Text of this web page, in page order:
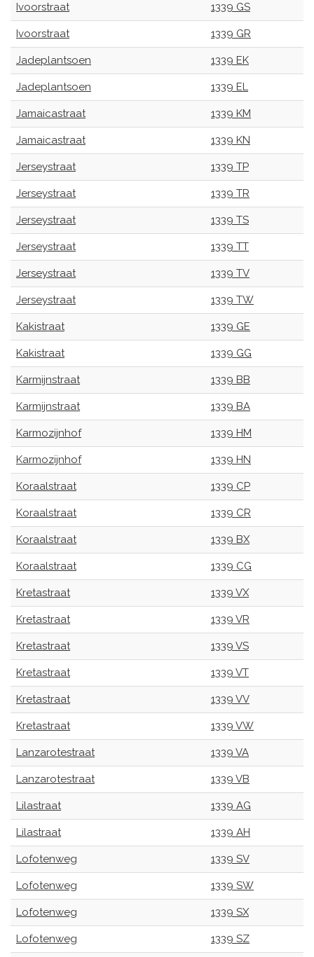
Ivoorstraat 1339 GS
Ivoorstraat 1339 GR
Jadeplantsoen 1339 EK
Jadeplantsoen 1339 EL
Jamaicastraat 1339 KM
Jamaicastraat 1339 KN
Jerseystraat 1339 TP
Jerseystraat 1339 TR
Jerseystraat 1339 TS
Jerseystraat 1339 TT
Jerseystraat 1339 TV
Jerseystraat 1339 TW
Kakistraat 1339 GE
Kakistraat 1339 GG
Karmijnstraat 1339 BB
Karmijnstraat 1339 BA
Karmozijnhof 1339 HM
Karmozijnhof 1339 HN
Koraalstraat 1339 CP
Koraalstraat 1339 CR
Koraalstraat 1339 BX
Koraalstraat 1339 CG
Kretastraat 1339 VX
Kretastraat 1339 VR
Kretastraat 1339 VS
Kretastraat 1339 VT
Kretastraat 1339 VV
Kretastraat 1339 VW
Lanzarotestraat 1339 VA
Lanzarotestraat 1339 VB
Lilastraat 1339 AG
Lilastraat 1339 AH
Lofotenweg 1339 SV
Lofotenweg 1339 SW
Lofotenweg 1339 SX
Lofotenweg 1339 SZ